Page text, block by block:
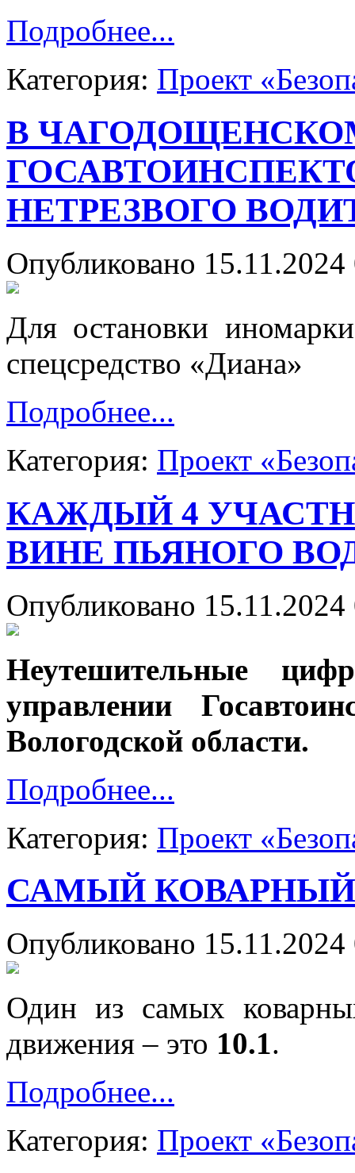
Подробнее...
Категория: Проект
В
НЕТРЕЗВОГО
Опубликовано 15.11.2024
Для остановки
спецсредство «Диана»
Подробнее...
Категория: Проект
КАЖДЫЙ 4
ВИНЕ ПЬЯНОГО
Опубликовано 15.11.2024
Неутешительные
управлении
Вологодской области.
Подробнее...
Категория: Проект
САМЫЙ
Опубликовано 15.11.2024
Один из самых
движения – это 10.1.
Подробнее...
Категория: Проект